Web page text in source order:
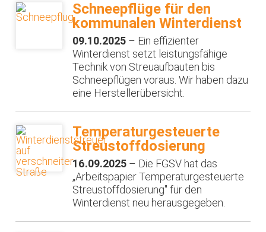
Schneepflüge für den
kommunalen Winterdienst
09.10.2025 – Ein effizienter
Winterdienst setzt leistungsfähige
Technik von Streuaufbauten bis
Schneepflügen voraus. Wir haben dazu
eine Herstellerübersicht.
Temperaturgesteuerte
Streustoffdosierung
16.09.2025 – Die FGSV hat das
„Arbeitspapier Temperaturgesteuerte
Streustoffdosierung" für den
Winterdienst neu herausgegeben.